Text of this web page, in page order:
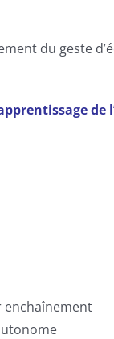
du geste
de
enchaînement